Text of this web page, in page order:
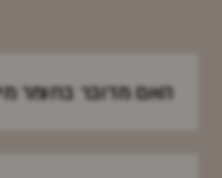
האם מדובר בחומר